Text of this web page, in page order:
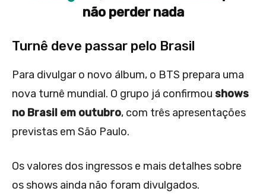
não perder nada
Turnê deve passar pelo Brasil
Para divulgar o novo álbum, o BTS prepara uma
nova turnê mundial. O grupo já confirmou shows
no Brasil em outubro, com três apresentações
previstas em São Paulo.
Os valores dos ingressos e mais detalhes sobre
os shows ainda não foram divulgados.